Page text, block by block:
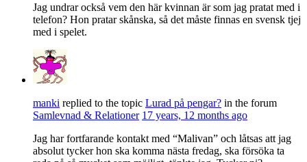
Jag undrar också vem den här kvinnan är som jag pratat med i
telefon? Hon pratar skånska, så det måste finnas en svensk tjej
med i spelet.
manki replied to the topic Lurad på pengar? in the forum
Samlevnad & Relationer 17 years, 12 months ago
Jag har fortfarande kontakt med “Malivan” och låtsas att jag
absolut tycker hon ska komma nästa fredag, ska försöka ta